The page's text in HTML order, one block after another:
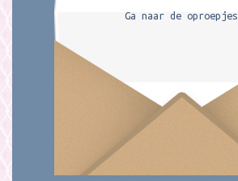
Ga naar de oproepjes